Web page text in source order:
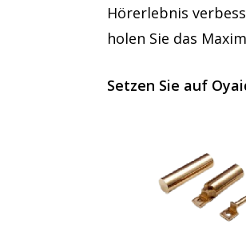
Hörerlebnis
holen Sie das
Setzen Sie auf